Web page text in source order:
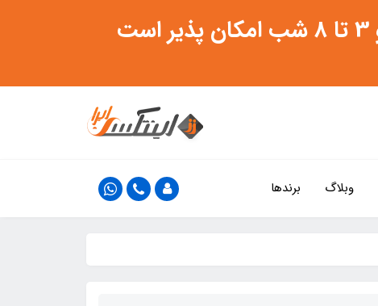
وبلاگ برندها